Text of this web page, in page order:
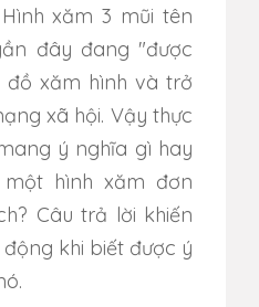
đây đang "được
đồ xăm hình và trở
xã hội. Vậy thực
ý nghĩa gì hay
hình xăm đơn
Câu trả lời khiến
khi biết được ý